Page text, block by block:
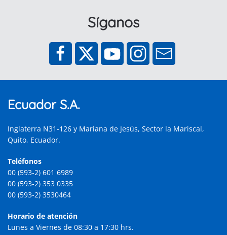
Síganos
Ecuador S.A.
Inglaterra N31-126 y Mariana de Jesús, Sector la Mariscal,
Quito, Ecuador.
Teléfonos
00 (593-2) 601 6989
00 (593-2) 353 0335
00 (593-2) 3530464
Horario de atención
Lunes a Viernes de 08:30 a 17:30 hrs.